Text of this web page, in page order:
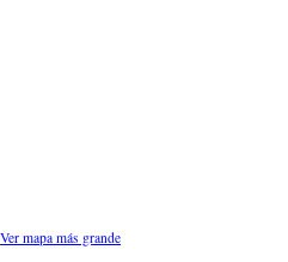
Ver mapa más grande